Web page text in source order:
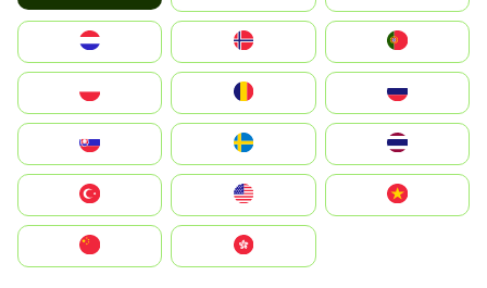
United States
中國香港特別行政區